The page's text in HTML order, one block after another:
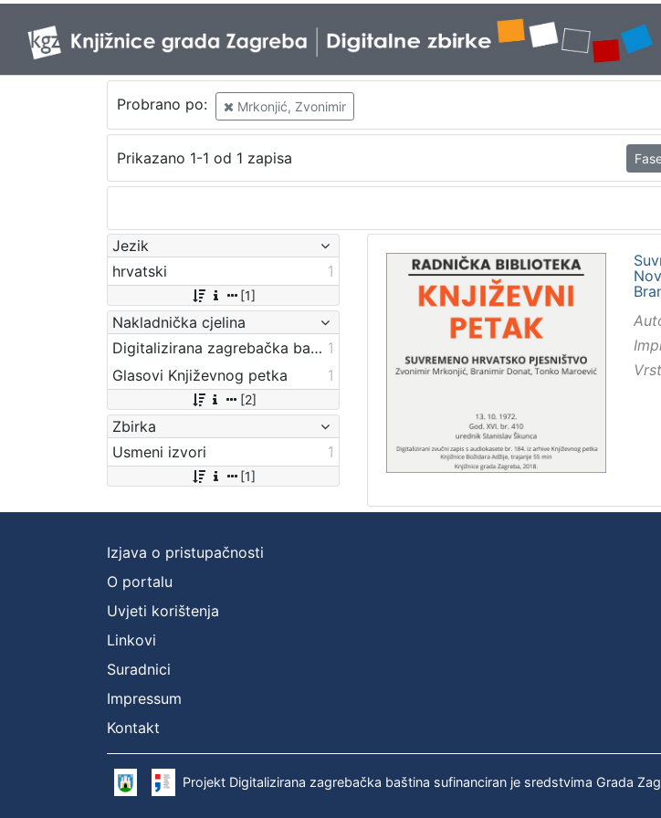
Probrano po: Mrkonjić, Zvonimir
Prikazano 1-1 od 1 zapisa
Jezik
hrvatski
1
[1]
Nakladnička cjelina
Digitalizirana zagrebačka baština 1
Glasovi Književnog petka
1
[2]
Zbirka
Usmeni izvori
1
[1]
Izjava o pristupačnosti
O portalu
Uvjeti korištenja
Linkovi
Suradnici
Impressum
Kontakt
Projekt Digitalizirana zagrebačka baština sufinanciran je sredstvima Grada